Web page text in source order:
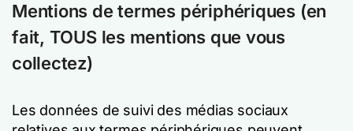
Mentions de termes périphériques (en
fait, TOUS les mentions que vous
collectez)
Les données de suivi des médias sociaux